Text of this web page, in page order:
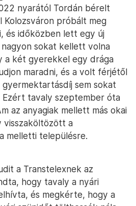
nyarától Tordán bérelt
Kolozsváron próbált meg
és időközben lett egy új
nagyon sokat kellett volna
a két gyerekkel egy drága
maradni, és a volt férjétől
sem sokat
tavaly szeptember óta
az anyagiak mellett más okai
visszaköltözött a
melletti településre.
a Transtelexnek az
hogy tavaly a nyári
és megkérte, hogy a